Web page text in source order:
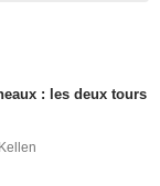
: les deux tours